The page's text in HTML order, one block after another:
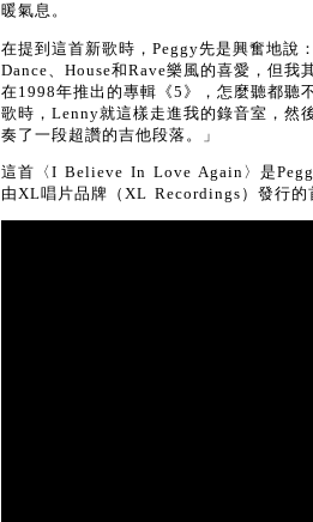
暖氣息。
在提到這首新歌時，Peggy先是興奮地說
Dance、House和Rave樂風的喜愛，但
在1998年推出的專輯《5》，怎麼聽都聽
歌時，Lenny就這樣走進我的錄音室，然
奏了一段超讚的吉他段落。」
這首〈I Believe In Love Again〉是
由XL唱片品牌（XL Recordings）發行的